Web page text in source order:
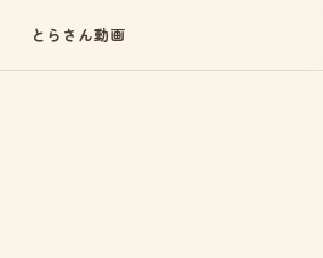
とらさん動画